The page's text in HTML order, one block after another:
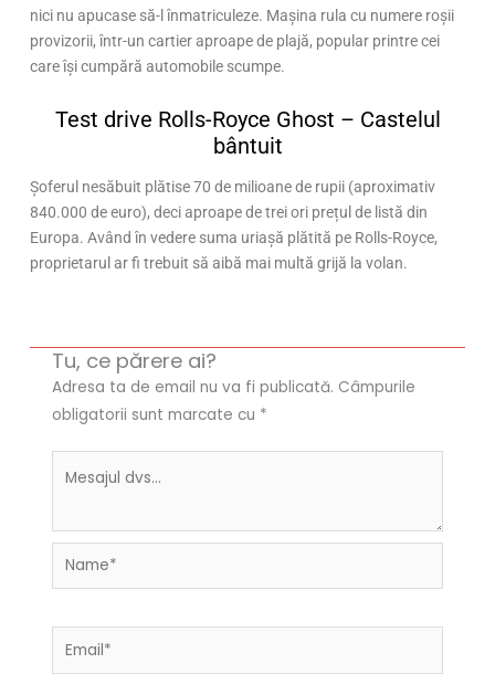
nici nu apucase să-l înmatriculeze. Mașina rula cu numere roșii
provizorii, într-un cartier aproape de plajă, popular printre cei
care își cumpără automobile scumpe.
Test drive Rolls-Royce Ghost – Castelul
bântuit
Șoferul nesăbuit plătise 70 de milioane de rupii (aproximativ
840.000 de euro), deci aproape de trei ori prețul de listă din
Europa. Având în vedere suma uriașă plătită pe Rolls-Royce,
proprietarul ar fi trebuit să aibă mai multă grijă la volan.
Tu, ce părere ai?
Adresa ta de email nu va fi publicată. Câmpurile
obligatorii sunt marcate cu *
Name*
Email*